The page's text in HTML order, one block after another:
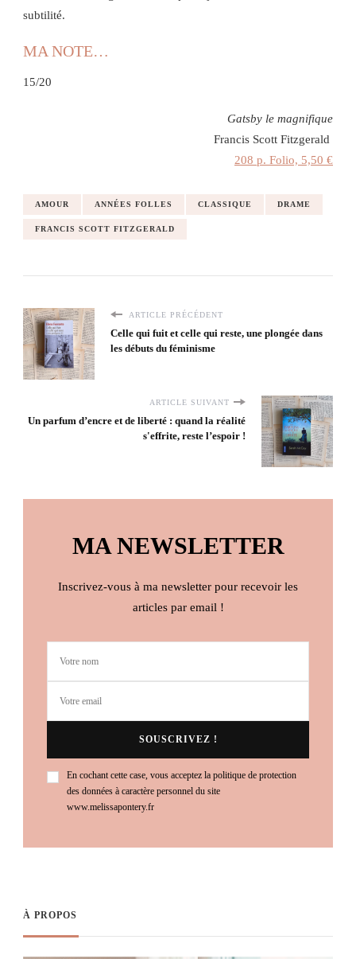
subtilité.
MA NOTE…
15/20
Gatsby le magnifique
Francis Scott Fitzgerald
208 p. Folio, 5,50 €
AMOUR ANNÉES FOLLES CLASSIQUE DRAME
FRANCIS SCOTT FITZGERALD
ARTICLE PRÉCÉDENT
Celle qui fuit et celle qui reste, une plongée dans
les débuts du féminisme
ARTICLE SUIVANT
Un parfum d’encre et de liberté : quand la réalité
s'effrite, reste l’espoir !
MA NEWSLETTER
Inscrivez-vous à ma newsletter pour recevoir les
articles par email !
En cochant cette case, vous acceptez la politique de protection
des données à caractère personnel du site
www.melissapontery.fr
À PROPOS